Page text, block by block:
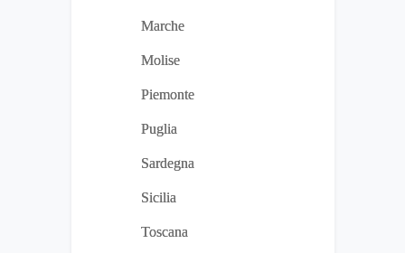
Marche
Molise
Piemonte
Puglia
Sardegna
Sicilia
Toscana